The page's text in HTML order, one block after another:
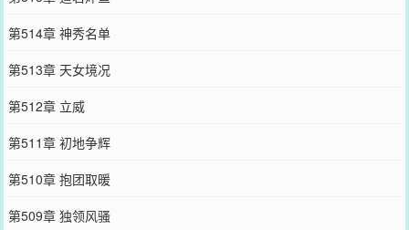
第514章 神秀名单
第513章 天女境况
第512章 立威
第511章 初地争辉
第510章 抱团取暖
第509章 独领风骚